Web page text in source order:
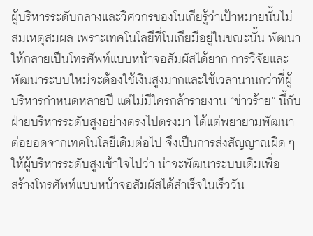
ผู้บริหารระดับกลางและวิศวกรของโนเกียรู้ว่าเป้าหมายนั้นไม่
สมเหตุสมผล เพราะเทคโนโลยีที่โนเกียมีอยู่ในขณะนั้น พัฒนา
ให้กลายเป็นโทรศัพท์แบบหน้าจอสัมผัสได้ยาก การวิจัยและ
พัฒนาระบบใหม่จะต้องใช้เงินสูงมากและใช้เวลานานกว่าที่ผู้
บริหารกำหนดหลายปี แต่ไม่มีใครกล้ารายงาน “ข่าวร้าย” นี้กับ
ฝ่ายบริหารระดับสูงอย่างตรงไปตรงมา ได้แต่พยายามพัฒนา
ต่อยอดจากเทคโนโลยีเดิมต่อไป จึงเป็นการส่งสัญญาณผิด ๆ
ให้ผู้บริหารระดับสูงเข้าใจไปว่า น่าจะพัฒนาระบบเดิมเพื่อ
สร้างโทรศัพท์แบบหน้าจอสัมผัสได้สำเร็จในเร็ววัน